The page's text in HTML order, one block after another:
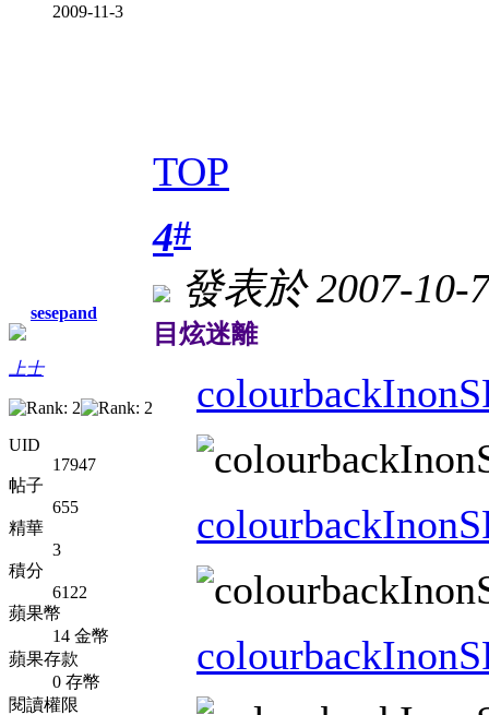
2009-11-3
TOP
sesepand
上士
UID
17947
帖子
655
精華
3
積分
6122
蘋果幣
14 金幣
蘋果存款
0 存幣
閱讀權限
4#
發表於 2007-10-
目炫迷離